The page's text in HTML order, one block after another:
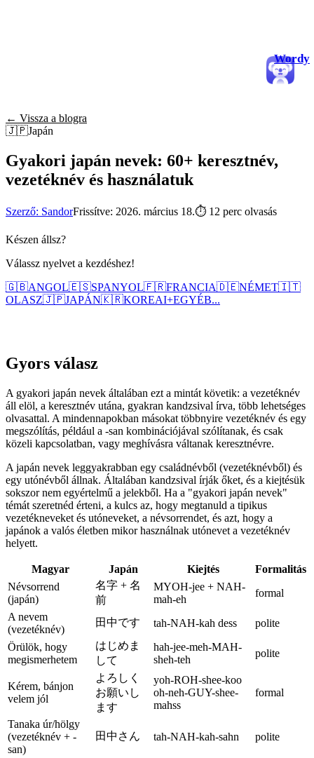
Wordy
← Vissza a blogra
🇯🇵Japán
Gyakori japán nevek: 60+ keresztnév,
vezetéknév és használatuk
Szerző: SandorFrissítve: 2026. március 18.⏱ 12 perc olvasás
Készen állsz?
Válassz nyelvet a kezdéshez!
🇬🇧ANGOL🇪🇸SPANYOL🇫🇷FRANCIA🇩🇪NÉMET🇮🇹
OLASZ🇯🇵JAPÁN🇰🇷KOREAI+EGYÉB...
Gyors válasz
A gyakori japán nevek általában ezt a mintát követik: a vezetéknév
áll elöl, a keresztnév utána, gyakran kandzsival írva, több lehetséges
olvasattal. A mindennapokban másokat többnyire vezetéknév és egy
megszólítás, például a -san kombinációjával szólítanak, és csak
közeli kapcsolatban, vagy meghívásra váltanak keresztnévre.
A japán nevek leggyakrabban egy családnévből (vezetéknévből) és
egy utónévből állnak. Általában kandzsival írják őket, és a kiejtésük
sokszor nem egyértelmű a jelekből. Ha a "gyakori japán nevek"
témát szeretnéd érteni, a kulcs az, hogy megtanuld a tipikus
vezetékneveket és utóneveket, a névsorrendet, és azt, hogy a
japánok a valós életben mikor használnak utónevet a vezetéknév
helyett.
Magyar Japán Kiejtés
Formalitás
Névsorrend
(japán)
名字 + 名
前
MYOH-jee + NAH-
mah-eh
formal
A nevem
(vezetéknév)
田中です tah-NAH-kah dess
polite
Örülök, hogy
megismerhetem
はじめま
して
hah-jee-meh-MAH-
sheh-teh
polite
Kérem, bánjon
velem jól
よろしく
お願いし
ます
yoh-ROH-shee-koo
oh-neh-GUY-shee-
mahss
formal
Tanaka úr/hölgy
(vezetéknév + -
san)
田中さん tah-NAH-kah-sahn polite